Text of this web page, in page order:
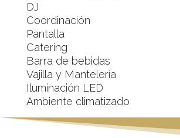
DJ
Coordinación
Pantalla
Catering
Barra de bebidas
Vajilla y Mantelería
Iluminación LED
Ambiente climatizado